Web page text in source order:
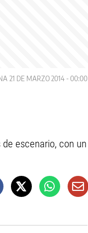
21 DE MARZO 2014 - 00:00
escenario, con un